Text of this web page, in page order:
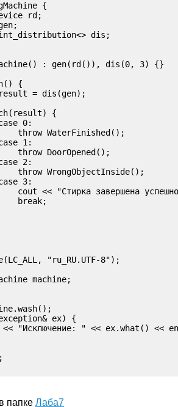
{
rd;
dis;
: gen(rd()), dis(0, 3) {}
{
= dis(gen);
{
0:
throw WaterFinished();
1:
throw DoorOpened();
2:
throw WrongObjectInside();
3:
cout << "Стирка завершена
break;
"ru_RU.UTF-8");
machine;
ex) {
"Исключение: " << ex.what() <<
папке Лаба7